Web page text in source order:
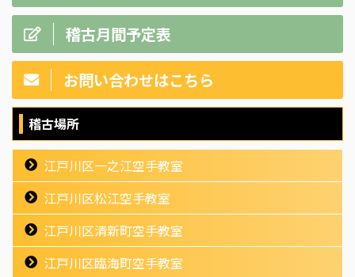
稽古月間予定表
お問い合わせはこちら
稽古場所
江戸川区一之江空手教室
江戸川区松江空手教室
江戸川区清新町空手教室
江戸川区臨海町空手教室